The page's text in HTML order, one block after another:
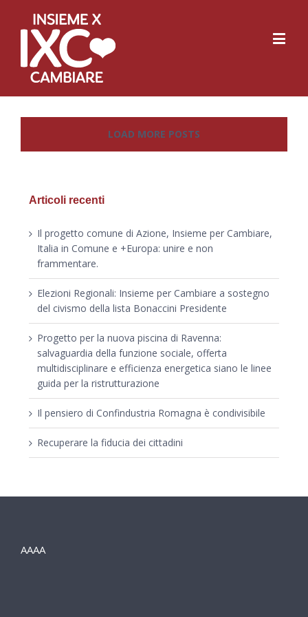
LOAD MORE POSTS
Articoli recenti
Il progetto comune di Azione, Insieme per Cambiare,
Italia in Comune e +Europa: unire e non
frammentare.
Elezioni Regionali: Insieme per Cambiare a sostegno
del civismo della lista Bonaccini Presidente
Progetto per la nuova piscina di Ravenna:
salvaguardia della funzione sociale, offerta
multidisciplinare e efficienza energetica siano le linee
guida per la ristrutturazione
Il pensiero di Confindustria Romagna è condivisibile
Recuperare la fiducia dei cittadini
AAAA